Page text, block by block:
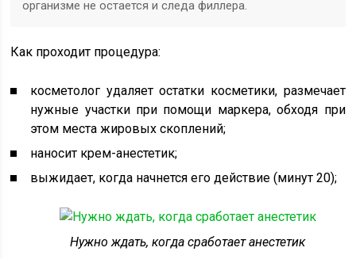
организме не остается и следа филлера.
Как проходит процедура:
косметолог удаляет остатки косметики, размечает
нужные участки при помощи маркера, обходя при
этом места жировых скоплений;
наносит крем-анестетик;
выжидает, когда начнется его действие (минут 20);
Нужно ждать, когда сработает анестетик